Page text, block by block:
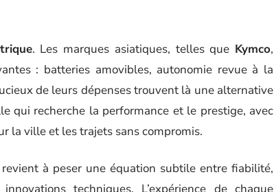
. Les marques asiatiques, telles que Kymco,
: batteries amovibles, autonomie revue à la
de leurs dépenses trouvent là une alternative
qui recherche la performance et le prestige, avec
la ville et les trajets sans compromis.
à peser une équation subtile entre fiabilité,